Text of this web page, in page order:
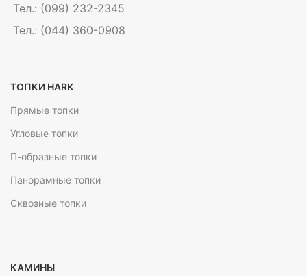
Тел.: (099) 232-2345
Тел.: (044) 360-0908
ТОПКИ HARK
Прямые топки
Угловые топки
П-образные топки
Панорамные топки
Сквозные топки
КАМИНЫ